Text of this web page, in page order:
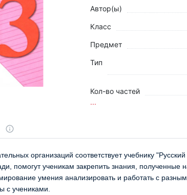
Автор(ы)
Класс
Предмет
Тип
Кол-во частей
...
организаций соответствует учебнику
помогут ученикам закрепить знания, полученные
умения анализировать и работать с
с учениками.